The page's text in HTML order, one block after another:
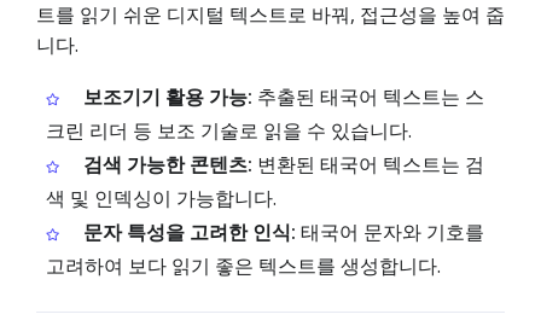
트를 읽기 쉬운 디지털 텍스트로 바꿔, 접근성을 높여 줍
니다.
보조기기 활용 가능: 추출된 태국어 텍스트는 스
크린 리더 등 보조 기술로 읽을 수 있습니다.
검색 가능한 콘텐츠: 변환된 태국어 텍스트는 검
색 및 인덱싱이 가능합니다.
문자 특성을 고려한 인식: 태국어 문자와 기호를
고려하여 보다 읽기 좋은 텍스트를 생성합니다.